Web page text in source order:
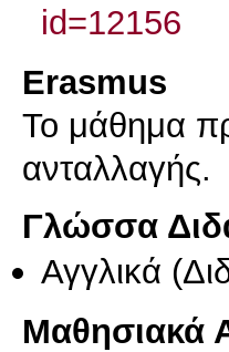
id=12156
Erasmus
Το μάθημα
ανταλλαγής.
Γλώσσα
Αγγλικά
Μαθησιακά